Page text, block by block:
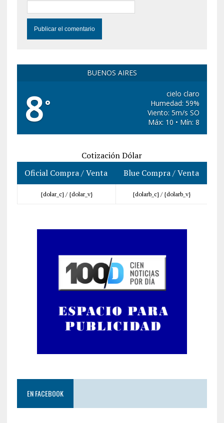
BUENOS AIRES
8°
cielo claro
Humedad: 59%
Viento: 5m/s SO
Máx: 10 • Mín: 8
Cotización Dólar
Oficial Compra / Venta
Blue Compra / Venta
{dolar_c} / {dolar_v} {dolarb_c} / {dolarb_v}
EN FACEBOOK